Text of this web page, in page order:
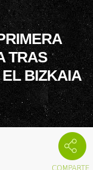
TRAS
EL BIZKAIA